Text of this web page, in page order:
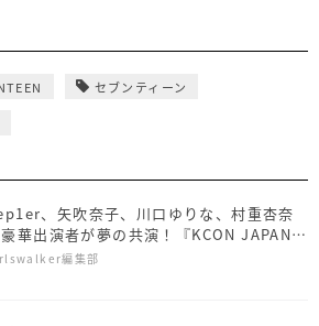
セブンティーン
、矢吹奈子、川口ゆりな、村重杏奈
華出演者が夢の共演！『KCON JAPAN
』
編集部